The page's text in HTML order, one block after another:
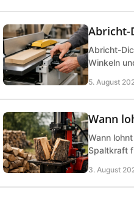
Abricht-
Abricht-
Winkeln
5. August
Wann
Wann
Spaltkraft
3. August